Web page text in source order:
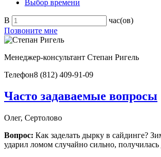
Выбор времени
В
час(ов)
Позвоните мне
Менеджер-консультант Степан Ригель
Телефон8 (812) 409-91-09
Часто задаваемые вопросы
Олег, Сертолово
Вопрос: Как заделать дырку в сайдинге?
ударил ломом случайно сильно,